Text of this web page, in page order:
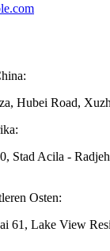
Hubei Road,
Stad Acila -
Osten:
61, Lake View